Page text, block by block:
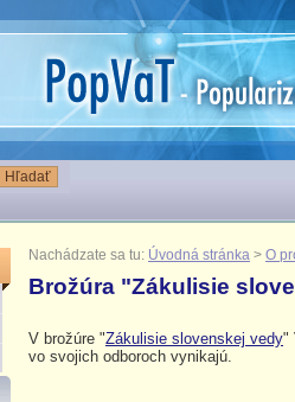
Nachádzate sa tu: Úvodná stránka > O
Brožúra "Zákulisie
V brožúre "Zákulisie slovenskej vedy"
vo svojich odboroch vynikajú.